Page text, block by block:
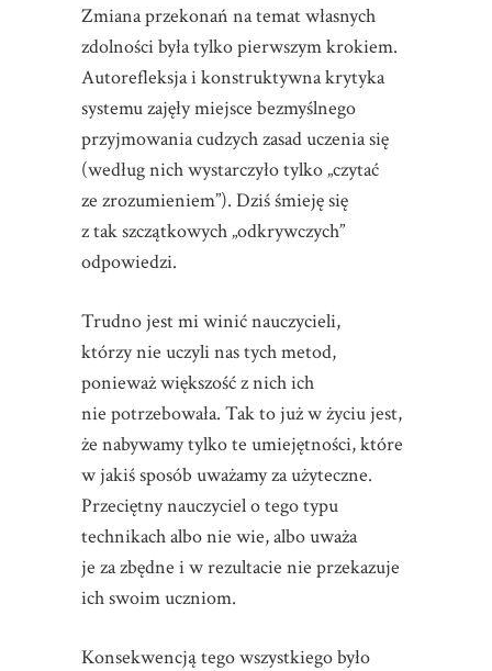
Zmiana przekonań na temat własnych
zdolności była tylko pierwszym krokiem.
Autorefleksja i konstruktywna krytyka
systemu zajęły miejsce bezmyślnego
przyjmowania cudzych zasad uczenia się
(według nich wystarczyło tylko „czytać
ze zrozumieniem”). Dziś śmieję się
z tak szczątkowych „odkrywczych”
odpowiedzi.
Trudno jest mi winić nauczycieli,
którzy nie uczyli nas tych metod,
ponieważ większość z nich ich
nie potrzebowała. Tak to już w życiu jest,
że nabywamy tylko te umiejętności, które
w jakiś sposób uważamy za użyteczne.
Przeciętny nauczyciel o tego typu
technikach albo nie wie, albo uważa
je za zbędne i w rezultacie nie przekazuje
ich swoim uczniom.
Konsekwencją tego wszystkiego było